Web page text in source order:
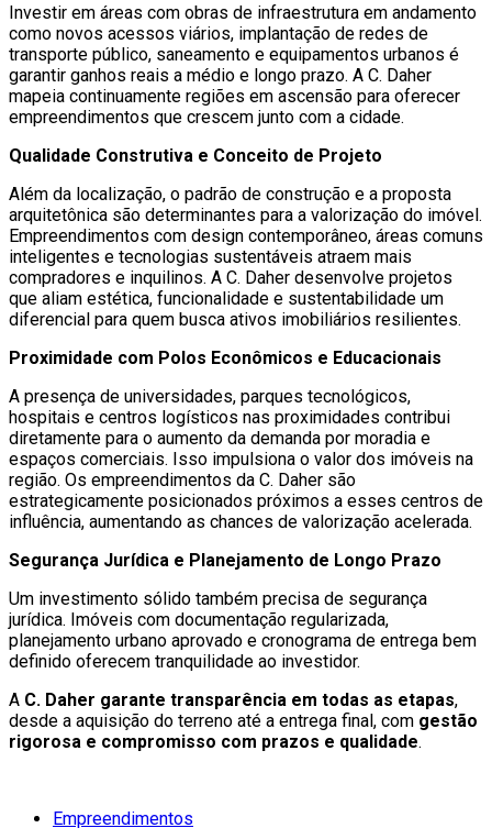
Investir em áreas com obras de infraestrutura em andamento
como novos acessos viários, implantação de redes de
transporte público, saneamento e equipamentos urbanos é
garantir ganhos reais a médio e longo prazo. A C. Daher
mapeia continuamente regiões em ascensão para oferecer
empreendimentos que crescem junto com a cidade.
Qualidade Construtiva e Conceito de Projeto
Além da localização, o padrão de construção e a proposta
arquitetônica são determinantes para a valorização do imóvel.
Empreendimentos com design contemporâneo, áreas comuns
inteligentes e tecnologias sustentáveis atraem mais
compradores e inquilinos. A C. Daher desenvolve projetos
que aliam estética, funcionalidade e sustentabilidade um
diferencial para quem busca ativos imobiliários resilientes.
Proximidade com Polos Econômicos e Educacionais
A presença de universidades, parques tecnológicos,
hospitais e centros logísticos nas proximidades contribui
diretamente para o aumento da demanda por moradia e
espaços comerciais. Isso impulsiona o valor dos imóveis na
região. Os empreendimentos da C. Daher são
estrategicamente posicionados próximos a esses centros de
influência, aumentando as chances de valorização acelerada.
Segurança Jurídica e Planejamento de Longo Prazo
Um investimento sólido também precisa de segurança
jurídica. Imóveis com documentação regularizada,
planejamento urbano aprovado e cronograma de entrega bem
definido oferecem tranquilidade ao investidor.
A C. Daher garante transparência em todas as etapas,
desde a aquisição do terreno até a entrega final, com gestão
rigorosa e compromisso com prazos e qualidade.
Empreendimentos